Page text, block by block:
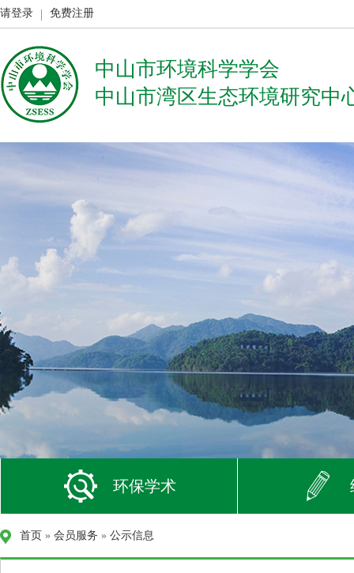
请登录 免费注册
中山市环境科学学会
中山市湾区生态环境研究中
环保学术
首页 » 会员服务 » 公示信息